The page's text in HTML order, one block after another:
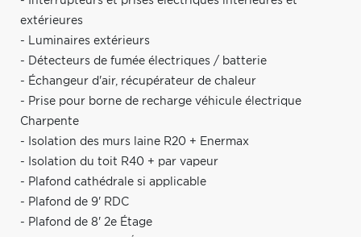
extérieures
- Luminaires extérieurs
- Détecteurs de fumée électriques / batterie
- Échangeur d'air, récupérateur de chaleur
- Prise pour borne de recharge véhicule électrique
Charpente
- Isolation des murs laine R20 + Enermax
- Isolation du toit R40 + par vapeur
- Plafond cathédrale si applicable
- Plafond de 9' RDC
- Plafond de 8' 2e Étage